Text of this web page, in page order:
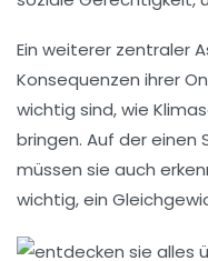
Ein weiterer zentraler
Konsequenzen ihrer
wichtig sind, wie
bringen. Auf der
müssen sie auch
wichtig, ein